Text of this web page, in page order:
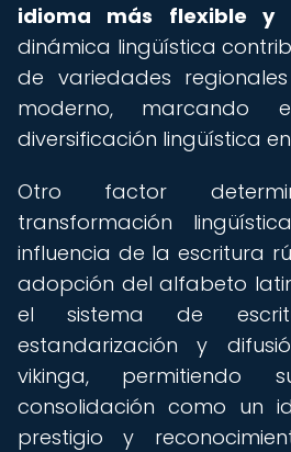
idioma más flexible y
dinámica lingüística
de variedades
moderno,
diversificación lingüística
Otro factor
transformación
influencia de la escritura
adopción del alfabeto
el sistema de
estandarización y
vikinga, permitiendo
consolidación como un
prestigio y